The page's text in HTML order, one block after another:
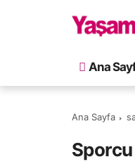
Ana
Ana Sayfa